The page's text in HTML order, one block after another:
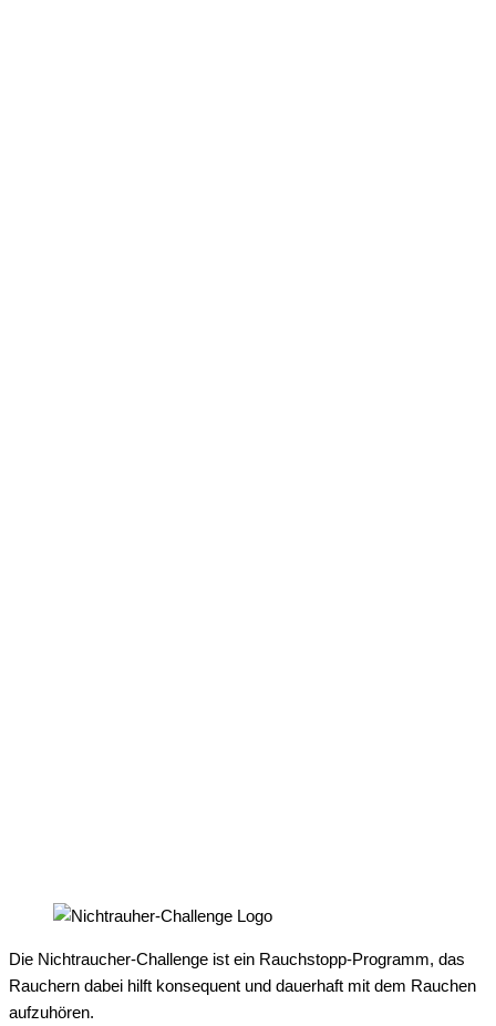
Die Nichtraucher-Challenge ist ein Rauchstopp-Programm, das
Rauchern dabei hilft konsequent und dauerhaft mit dem Rauchen
aufzuhören.